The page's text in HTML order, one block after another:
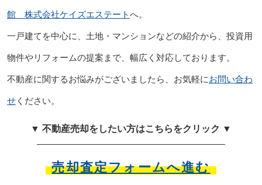
館 株式会社ケイズエステートへ。
一戸建てを中心に、土地・マンションなどの紹介から、投資用
物件やリフォームの提案まで、幅広く対応しております。
不動産に関するお悩みがございましたら、お気軽にお問い合わ
せください。
▼ 不動産売却をしたい方はこちらをクリック ▼
売却査定フォームへ進む